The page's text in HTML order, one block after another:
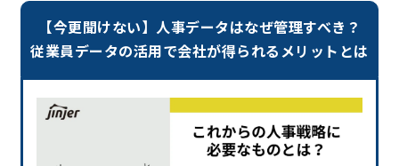
【今更聞けない】人事データはなぜ管理すべき？
従業員データの活用で会社が得られるメリットとは